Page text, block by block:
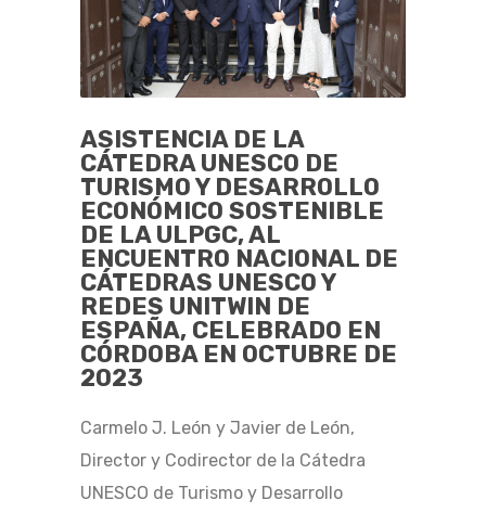
ASISTENCIA DE LA
CÁTEDRA UNESCO DE
TURISMO Y DESARROLLO
ECONÓMICO SOSTENIBLE
DE LA ULPGC, AL
ENCUENTRO NACIONAL DE
CÁTEDRAS UNESCO Y
REDES UNITWIN DE
ESPAÑA, CELEBRADO EN
CÓRDOBA EN OCTUBRE DE
2023
Carmelo J. León y Javier de León,
Director y Codirector de la Cátedra
UNESCO de Turismo y Desarrollo